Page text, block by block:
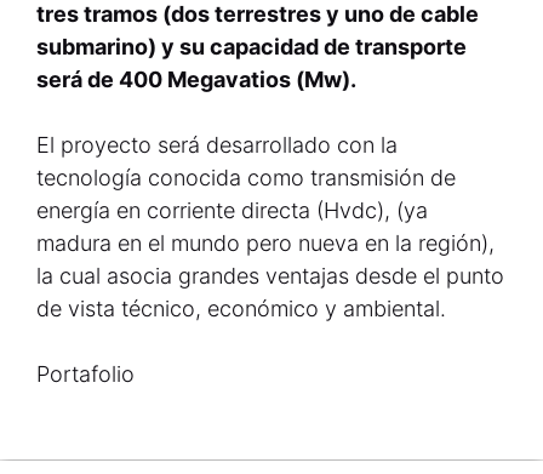
tres tramos (dos terrestres y uno de cable
submarino) y su capacidad de transporte
será de 400 Megavatios (Mw).
El proyecto será desarrollado con la
tecnología conocida como transmisión de
energía en corriente directa (Hvdc), (ya
madura en el mundo pero nueva en la región),
la cual asocia grandes ventajas desde el punto
de vista técnico, económico y ambiental.
Portafolio